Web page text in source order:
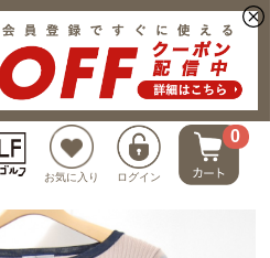
お気に入り ログイン
0
レゼント